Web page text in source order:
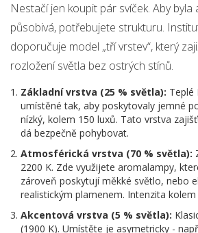
Nestačí jen koupit pár svíček. Aby
působivá, potřebujete strukturu.
doporučuje model „tří vrstev“, který
rozložení světla bez ostrých stínů.
Základní vrstva (25 % světla): Teplé
umístěné tak, aby poskytovaly jemné
nízký, kolem 150 luxů. Tato vrstva
dá bezpečně pohybovat.
Atmosférická vrstva (70 % světla):
2200 K. Zde využijete aromalampy,
zároveň poskytují měkké světlo, nebo
realistickým plamenem. Intenzita kolem
Akcentová vrstva (5 % světla):
(1900 K). Umístěte je asymetricky -